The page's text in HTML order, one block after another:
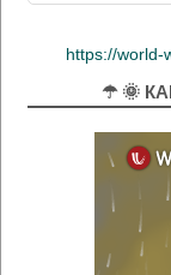
https://world-
☂ 🌞